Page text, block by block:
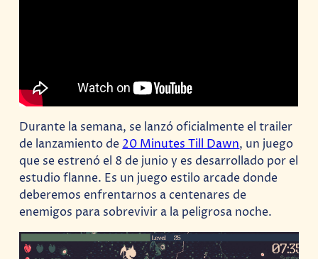
Durante la semana, se lanzó oficialmente el trailer
de lanzamiento de 20 Minutes Till Dawn, un juego
que se estrenó el 8 de junio y es desarrollado por el
estudio flanne. Es un juego estilo arcade donde
deberemos enfrentarnos a centenares de
enemigos para sobrevivir a la peligrosa noche.